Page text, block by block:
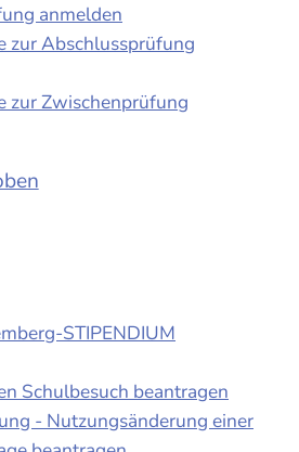
anmelden
zur Abschlussprüfung
zur Zwischenprüfung
STIPENDIUM
Schulbesuch beantragen
- Nutzungsänderung einer